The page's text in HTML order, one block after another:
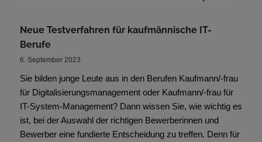
Neue Testverfahren für kaufmännische IT-
Berufe
6. September 2023
Sie bilden junge Leute aus in den Berufen Kaufmann/-frau
für Digitalisierungsmanagement oder Kaufmann/-frau für
IT-System-Management? Dann wissen Sie, wie wichtig es
ist, bei der Auswahl der richtigen Bewerberinnen und
Bewerber eine fundierte Entscheidung zu treffen. Denn für